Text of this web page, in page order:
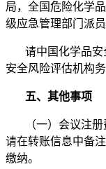
局，全国危险化学
级应急管理部门派员
请中国化学品安
安全风险评估机构
五、其他事项
（一）会议注册
请在转账信息中备
缴纳。